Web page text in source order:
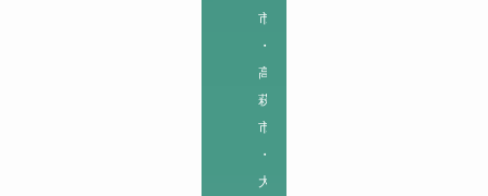
市
・
高
萩
市
・
大